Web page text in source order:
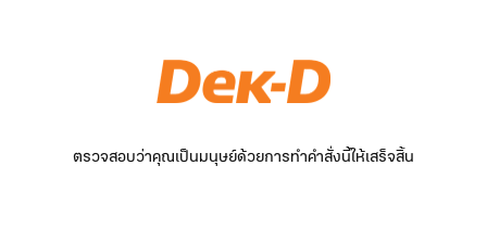
ตรวจสอบว่าคุณเป็นมนุษย์ด้วยการทำคำสั่งนี้ให้เสร็จสิ้น